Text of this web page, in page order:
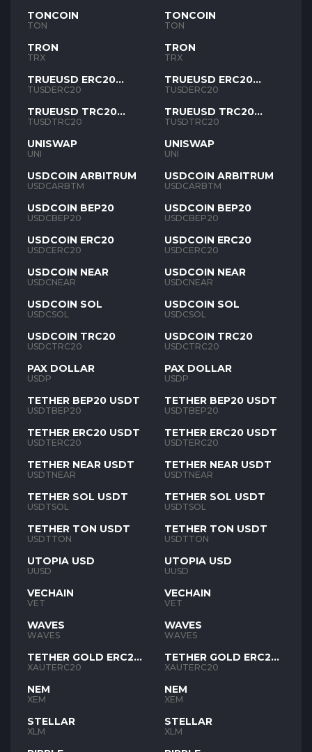
TONCOIN
TON
TRON
TRX
TRUEUSD ERC20
TUSD
TUSDERC20
TRUEUSD TRC20
TUSD
TUSDTRC20
UNISWAP
UNI
USDCOIN ARBITRUM
USDCARBTM
USDCOIN BEP20
USDCBEP20
USDCOIN ERC20
USDCERC20
USDCOIN NEAR
USDCNEAR
USDCOIN SOL
USDCSOL
USDCOIN TRC20
USDCTRC20
PAX DOLLAR
USDP
TETHER BEP20 USDT
USDTBEP20
TETHER ERC20 USDT
USDTERC20
TETHER NEAR USDT
USDTNEAR
TETHER SOL USDT
USDTSOL
TETHER TON USDT
USDTTON
UTOPIA USD
UUSD
VECHAIN
VET
WAVES
WAVES
TETHER GOLD ERC20
XAUT
XAUTERC20
NEM
XEM
STELLAR
XLM
TONCOIN
TON
TRON
TRX
TRUEUSD ERC20
TUSD
TUSDERC20
TRUEUSD TRC20
TUSD
TUSDTRC20
UNISWAP
UNI
USDCOIN ARBITRUM
USDCARBTM
USDCOIN BEP20
USDCBEP20
USDCOIN ERC20
USDCERC20
USDCOIN NEAR
USDCNEAR
USDCOIN SOL
USDCSOL
USDCOIN TRC20
USDCTRC20
PAX DOLLAR
USDP
TETHER BEP20 USDT
USDTBEP20
TETHER ERC20 USDT
USDTERC20
TETHER NEAR USDT
USDTNEAR
TETHER SOL USDT
USDTSOL
TETHER TON USDT
USDTTON
UTOPIA USD
UUSD
VECHAIN
VET
WAVES
WAVES
TETHER GOLD ERC20
XAUT
XAUTERC20
NEM
XEM
STELLAR
XLM